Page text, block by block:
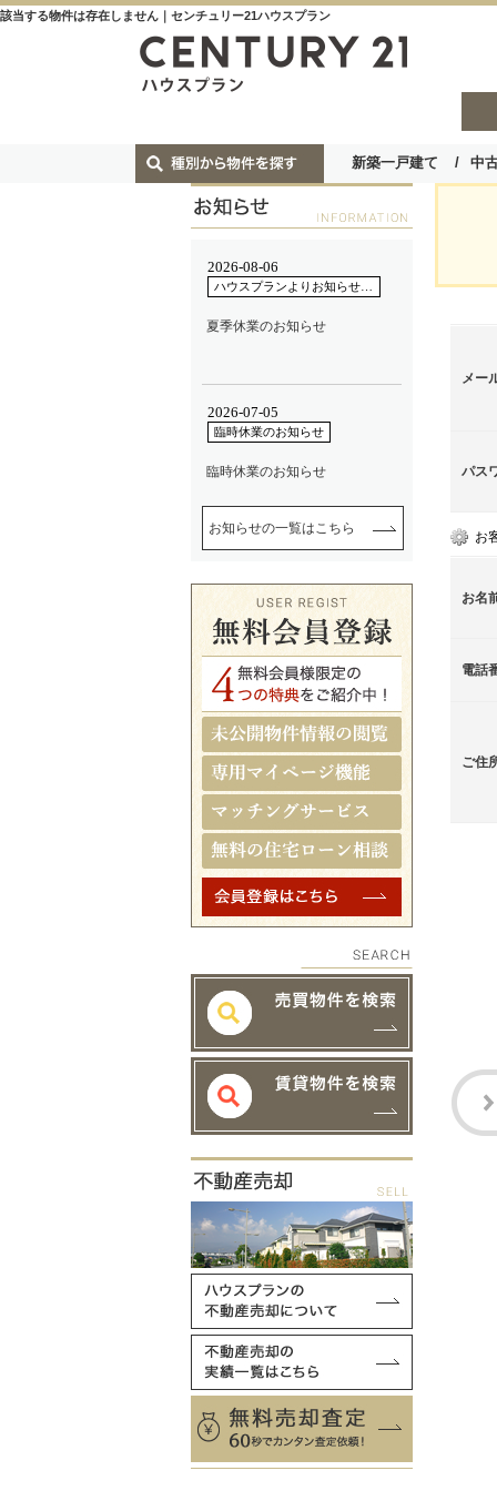
該当する物件は存在しません｜センチュリー21ハウスプラン
新築一戸建て 中
メー
パス
お
お名
電話
ご住
お知らせの一覧はこちら